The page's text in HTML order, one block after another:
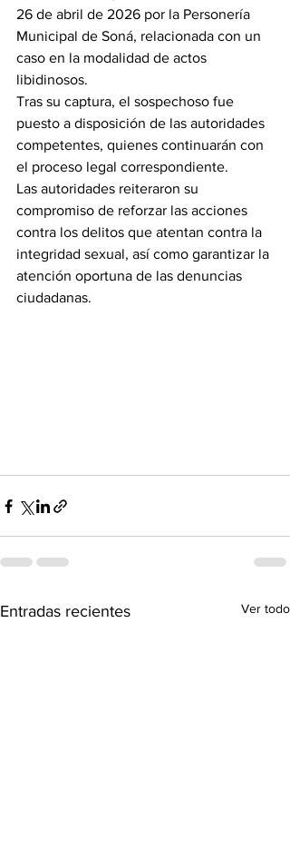
26 de abril de 2026 por la Personería
Municipal de Soná, relacionada con un
caso en la modalidad de actos
libidinosos.
Tras su captura, el sospechoso fue
puesto a disposición de las autoridades
competentes, quienes continuarán con
el proceso legal correspondiente.
Las autoridades reiteraron su
compromiso de reforzar las acciones
contra los delitos que atentan contra la
integridad sexual, así como garantizar la
atención oportuna de las denuncias
ciudadanas.
Entradas recientes Ver todo